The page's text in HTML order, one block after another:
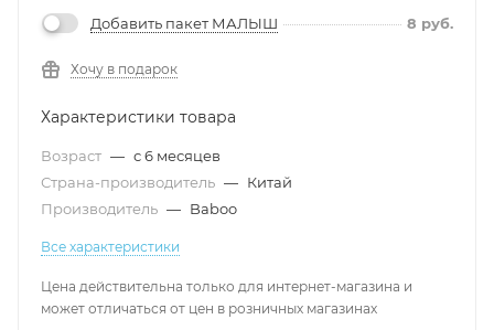
Добавить пакет МАЛЫШ 8 руб.
Хочу в подарок
Характеристики товара
Возраст — с 6 месяцев
Страна-производитель — Китай
Производитель — Baboo
Все характеристики
Цена действительна только для интернет-магазина и
может отличаться от цен в розничных магазинах